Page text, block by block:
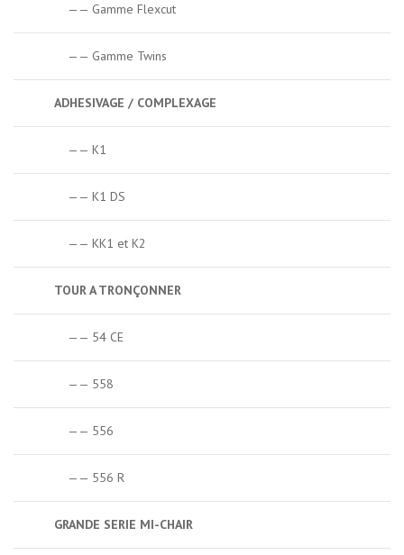
—— Gamme Flexcut
—— Gamme Twins
ADHESIVAGE / COMPLEXAGE
—— K1
—— K1 DS
—— KK1 et K2
TOUR A TRONÇONNER
—— 54 CE
—— 558
—— 556
—— 556 R
GRANDE SERIE MI-CHAIR